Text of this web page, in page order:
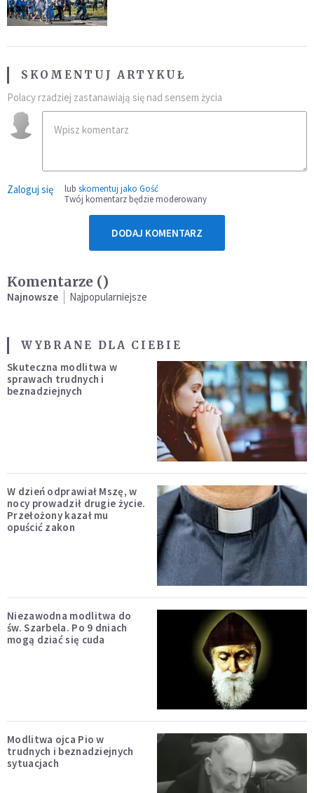
SKOMENTUJ ARTYKUŁ
Polacy rzadziej zastanawiają się nad sensem życia
Zaloguj się lub skomentuj jako Gość
Twój komentarz będzie moderowany
DODAJ KOMENTARZ
Komentarze ()
Najnowsze Najpopularniejsze
WYBRANE DLA CIEBIE
Skuteczna modlitwa w
sprawach trudnych i
beznadziejnych
W dzień odprawiał Mszę, w
nocy prowadził drugie życie.
Przełożony kazał mu
opuścić zakon
Niezawodna modlitwa do
św. Szarbela. Po 9 dniach
mogą dziać się cuda
Modlitwa ojca Pio w
trudnych i beznadziejnych
sytuacjach